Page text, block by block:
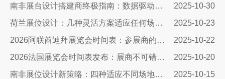
南非展台设计搭建商终极指南：数据驱动策略引爆展会ROI​​
2025-10-30
荷兰展位设计：几种灵活方案适应任何场地需求
2025-10-23
2026阿联酋迪拜展览会时间表：参展商的终极战略指南
2025-10-22
2026法国展览会时间表发布：展商不可错过的市场机遇与搭建指南
2025-10-20
南非展位设计新策略：四种适应不同场地需求的搭建方案与实战指南
2025-10-15